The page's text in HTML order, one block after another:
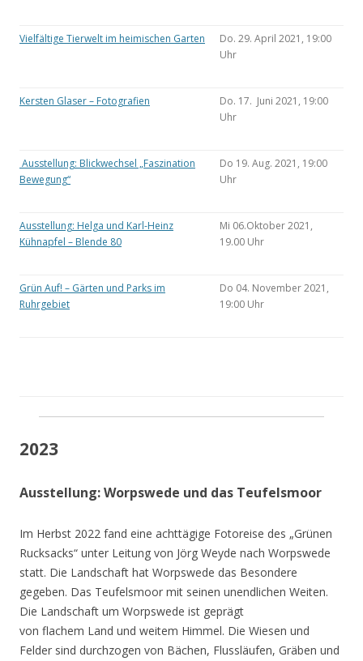
Vielfältige Tierwelt im heimischen Garten
Do. 29. April 2021, 19:00
Uhr
Kersten Glaser – Fotografien
Do. 17. Juni 2021, 19:00
Uhr
Ausstellung: Blickwechsel „Faszination
Bewegung“
Do 19. Aug. 2021, 19:00
Uhr
Ausstellung: Helga und Karl-Heinz
Kühnapfel – Blende 80
Mi 06.Oktober 2021,
19.00 Uhr
Grün Auf! – Gärten und Parks im
Ruhrgebiet
Do 04. November 2021,
19:00 Uhr
2023
Ausstellung: Worpswede und das Teufelsmoor
Im Herbst 2022 fand eine achttägige Fotoreise des „Grünen
Rucksacks“ unter Leitung von Jörg Weyde nach Worpswede
statt. Die Landschaft hat Worpswede das Besondere
gegeben. Das Teufelsmoor mit seinen unendlichen Weiten.
Die Landschaft um Worpswede ist geprägt
von flachem Land und weitem Himmel. Die Wiesen und
Felder sind durchzogen von Bächen, Flussläufen, Gräben und